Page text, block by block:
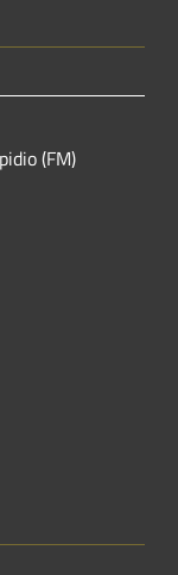
(FM)